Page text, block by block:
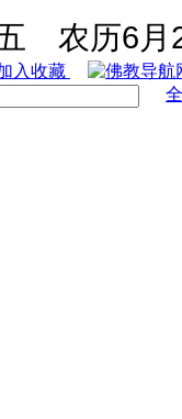
农历6月
入收藏